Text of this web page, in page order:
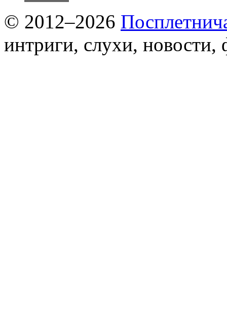
© 2012–2026
интриги, слухи, новости,